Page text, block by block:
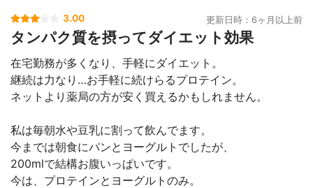
3.00 更新日時：6ヶ月以上前
タンパク質を摂ってダイエット効果
在宅勤務が多くなり、手軽にダイエット。
継続は力なり…お手軽に続けらるプロテイン。
ネットより薬局の方が安く買えるかもしれません。
私は毎朝水や豆乳に割って飲んでます。
今までは朝食にパンとヨーグルトでしたが、
200mlで結構お腹いっぱいです。
今は、プロテインとヨーグルトのみ。